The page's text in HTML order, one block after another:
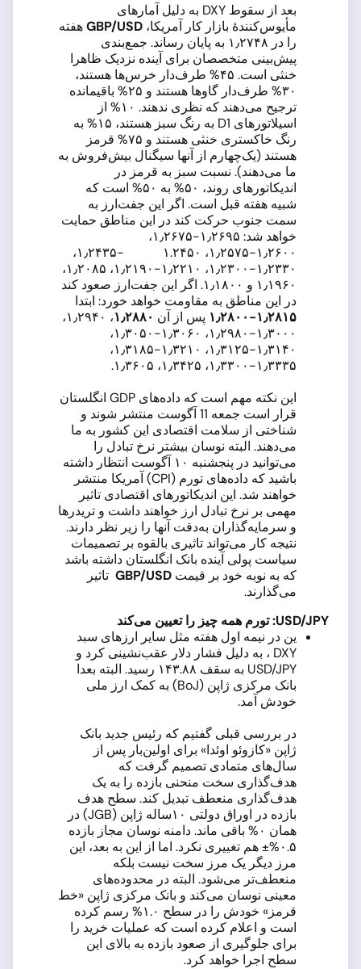
بعد از سقوط DXY به دلیل آمارهای
مأیوس‌کنندهٔ بازار کار آمریکا، GBP/USDهفته
را در ۱٫۲۷۴۸ به پایان رساند. جمع‌بندی
پیش‌بینی متخصصان برای آینده نزدیک ظاهرا
خنثی است. ۴۵% طرف‌دار خرس‌ها هستند،
۳۰% طرف‌دار گاوها هستند و ۲۵% باقیمانده
ترجیح می‌دهند که نظری ندهند. ۱۰% از
اسیلاتورهای D1 به رنگ سبز هستند، ۱۵% به
رنگ خاکستری خنثی هستند و ۷۵% قرمز
هستند (یک‌چهارم از آنها سیگنال بیش‌فروش به
ما می‌دهند). نسبت سبز به قرمز در
اندیکاتورهای روند، ۵۰% به ۵۰% است که
شبیه هفته قبل است. اگر این جفت‌ارز به
سمت جنوب حرکت کند در این مناطق حمایت
خواهد شد: ۱٫۲۶۹۵-۱٫۲۶۷۵،
۱٫۲۶۰۰-۱٫۲۵۷۵، ۱.۲۴۵۰ -۱٫۲۴۳۵،
۱٫۲۳۳۰-۱٫۲۳۰۰، ۱٫۲۲۱۰-۱٫۲۱۹۰، ۱٫۲۰۸۵،
۱٫۱۹۶۰ و ۱٫۱۸۰۰. اگر این جفت‌ارز صعود کند
در این مناطق به مقاومت خواهد خورد: ابتدا
۱٫۲۸۱۵-۱٫۲۸۰۰
پس از آن ۱٫۲۸۸۰
، ۱٫۲۹۴۰،
۱٫۳۰۰۰-۱٫۲۹۸۰، ۱٫۳۰۶۰-۱٫۳۰۵۰،
۱٫۳۱۴۰-۱٫۳۱۲۵، ۱٫۳۲۱۰-۱٫۳۱۸۵،
۱٫۳۳۳۵-۱٫۳۳۰۰، ۱٫۳۴۲۵، ۱٫۳۶۰۵.
این نکته مهم است که داده‌های GDP انگلستان
قرار است جمعه 11 آگوست منتشر شوند و
شناختی از سلامت اقتصادی این کشور به ما
می‌دهند. البته نوسان بیشتر نرخ تبادل را
می‌توانید در پنجشنبه ۱۰ آگوست انتظار داشته
باشید که داده‌های تورم (CPI) آمریکا منتشر
خواهند شد. این اندیکاتورهای اقتصادی تاثیر
مهمی بر نرخ تبادل ارز خواهند داشت و تریدرها
و سرمایه‌گذاران به‌دقت آنها را زیر نظر دارند.
نتیجه کار می‌تواند تاثیری بالقوه بر تصمیمات
سیاست پولی آینده بانک انگلستان داشته باشد
که به نوبه خود بر قیمت GBP/USD تاثیر
می‌گذارند.
USD/JPY: تورم همه چیز را تعیین می‌کند
ین در نیمه اول هفته مثل سایر ارزهای سبد
DXY ، به دلیل فشار دلار عقب‌نشینی کرد و
USD/JPY به سقف ۱۴۳.۸۸ رسید. البته بعدا
بانک مرکزی ژاپن (BoJ) به کمک ارز ملی
خودش آمد.
در بررسی قبلی گفتیم که رئیس جدید بانک
ژاپن «کازوئو اوئدا» برای اولین‌بار پس از
سال‌های متمادی تصمیم گرفت که
هدف‌گذاری سخت منحنی بازده را به یک
هدف‌گذاری منعطف تبدیل کند. سطح هدف
بازده در اوراق دولتی ۱۰ساله ژاپن (JGB) در
همان ۰% باقی ماند. دامنه نوسان مجاز بازده
۰.۵%± هم تغییری نکرد. اما از این به بعد، این
مرز دیگر یک مرز سخت نیست بلکه
منعطف‌تر می‌شود. البته در محدوده‌های
معینی نوسان می‌کند و بانک مرکزی ژاپن «خط
قرمز» خودش را در سطح ۱.۰% رسم کرده
است و اعلام کرده است که عملیات خرید را
برای جلوگیری از صعود بازده به بالای این
سطح اجرا خواهد کرد.